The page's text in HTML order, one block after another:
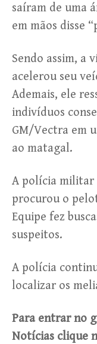
saíram de uma
em mãos disse
Sendo assim, a
acelerou seu
Ademais, ele
indivíduos
GM/Vectra em
ao matagal.
A polícia militar
procurou o
Equipe fez
suspeitos.
A polícia
localizar os
Para entrar no
Notícias clique